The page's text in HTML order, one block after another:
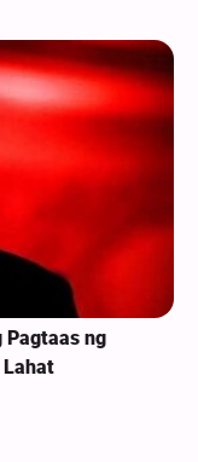
Pagtaas ng
Lahat